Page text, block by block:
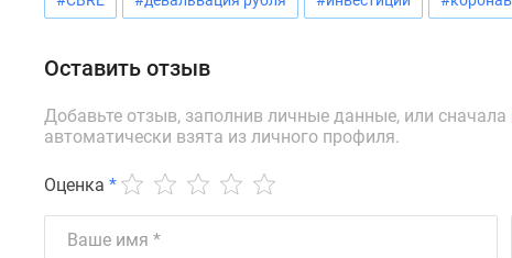
проекте
Реклама
Оставить отзыв
Добавьте отзыв, заполнив личные данные, или сначала
автоматически взята из личного профиля.
Оценка *